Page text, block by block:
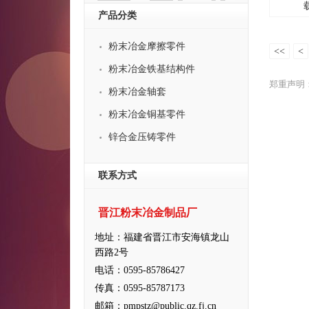
产品分类
粉末冶金摩擦零件
粉末冶金铁基结构件
粉末冶金轴套
粉末冶金铜基零件
锌合金压铸零件
联系方式
晋江粉末冶金制品厂
地址：福建省晋江市安海镇龙山
西路2号
电话：0595-85786427
传真：0595-85787173
邮箱：pmpstz@public.qz.fj.cn
<< <
郑重声明